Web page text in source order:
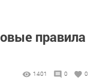
правила
1401 0 0